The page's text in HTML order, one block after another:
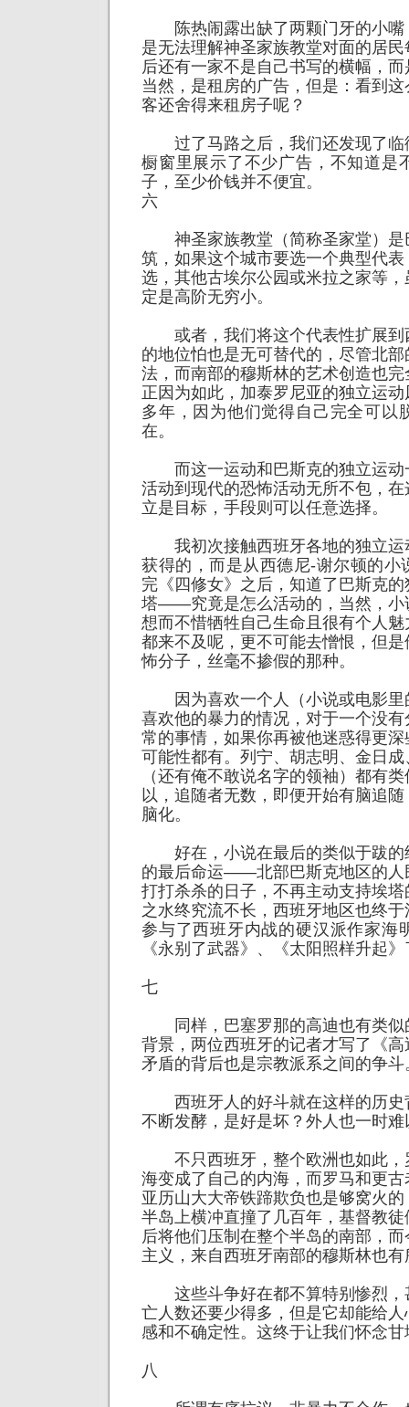
陈热闹露出缺了两颗门牙的小嘴
是无法理解神圣家族教堂对面的居
后还有一家不是自己书写的横幅，
当然，是租房的广告，但是：看到
客还舍得来租房子呢？
过了马路之后，我们还发现了临
橱窗里展示了不少广告，不知道是
子，至少价钱并不便宜。
六
神圣家族教堂（简称圣家堂）是
筑，如果这个城市要选一个典型代
选，其他古埃尔公园或米拉之家等
定是高阶无穷小。
或者，我们将这个代表性扩展到
的地位怕也是无可替代的，尽管北
法，而南部的穆斯林的艺术创造也
正因为如此，加泰罗尼亚的独立运
多年，因为他们觉得自己完全可以
在。
而这一运动和巴斯克的独立运动
活动到现代的恐怖活动无所不包，
立是目标，手段则可以任意选择。
我初次接触西班牙各地的独立运
获得的，而是从西德尼-谢尔顿的小
完《四修女》之后，知道了巴斯克
塔——究竟是怎么活动的，当然，小
想而不惜牺牲自己生命且很有个人
都来不及呢，更不可能去憎恨，但
怖分子，丝毫不掺假的那种。
因为喜欢一个人（小说或电影里
喜欢他的暴力的情况，对于一个没
常的事情，如果你再被他迷惑得更
可能性都有。列宁、胡志明、金日
（还有俺不敢说名字的领袖）都有
以，追随者无数，即便开始有脑追
脑化。
好在，小说在最后的类似于跋的
的最后命运——北部巴斯克地区的人
打打杀杀的日子，不再主动支持埃
之水终究流不长，西班牙地区也终
参与了西班牙内战的硬汉派作家海
《永别了武器》、《太阳照样升起》
七
同样，巴塞罗那的高迪也有类似
背景，两位西班牙的记者才写了《
矛盾的背后也是宗教派系之间的争斗
西班牙人的好斗就在这样的历史
不断发酵，是好是坏？外人也一时
不只西班牙，整个欧洲也如此，
海变成了自己的内海，而罗马和更
亚历山大大帝铁蹄欺负也是够窝火
半岛上横冲直撞了几百年，基督教
后将他们压制在整个半岛的南部，
主义，来自西班牙南部的穆斯林也有
这些斗争好在都不算特别惨烈，
亡人数还要少得多，但是它却能给
感和不确定性。这终于让我们怀念甘
八